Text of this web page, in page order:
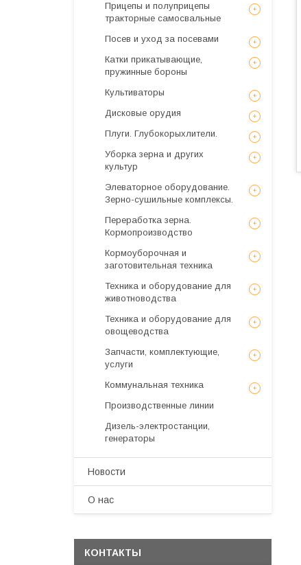
Прицепы и полуприцепы
тракторные самосвальные
Посев и уход за посевами
Катки прикатывающие,
пружинные бороны
Культиваторы
Дисковые орудия
Плуги. Глубокорыхлители.
Уборка зерна и других
культур
Элеваторное оборудование.
Зерно-сушильные комплексы.
Переработка зерна.
Кормопроизводство
Кормоуборочная и
заготовительная техника
Техника и оборудование для
животноводства
Техника и оборудование для
овощеводства
Запчасти, комплектующие,
услуги
Коммунальная техника
Производственные линии
Дизель-электростанции,
генераторы
Новости
О нас
КОНТАКТЫ